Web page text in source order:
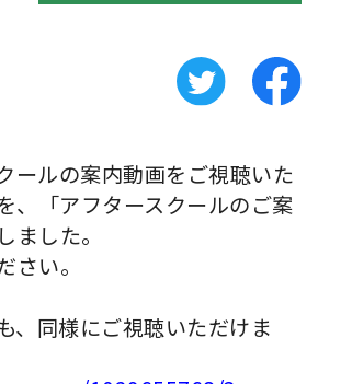
ールの案内動画をご視聴いた
、「アフタースクールのご案
ました。
さい。
、同様にご視聴いただけま